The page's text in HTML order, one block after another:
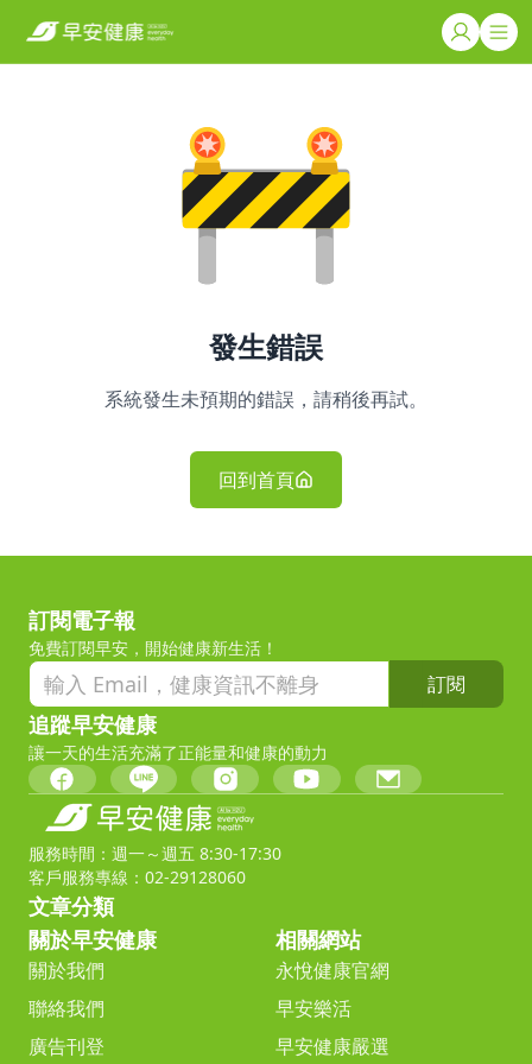
發生錯誤
系統發生未預期的錯誤，請稍後再試。
回到首頁
訂閱電子報
免費訂閱早安，開始健康新生活！
訂閱
追蹤早安健康
讓一天的生活充滿了正能量和健康的動力
服務時間：週一～週五 8:30-17:30
客戶服務專線：02-29128060
文章分類
關於早安健康
關於我們
聯絡我們
廣告刊登
相關網站
永悅健康官網
早安樂活
早安健康嚴選